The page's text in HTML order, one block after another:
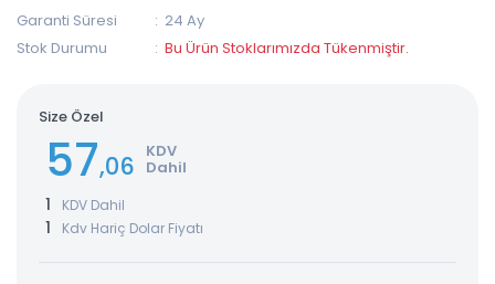
Garanti Süresi
24 Ay
Stok Durumu
Bu Ürün Stoklarımızda Tükenmiştir.
Size Özel
57,06 KDV
Dahil
1 KDV Dahil
1 Kdv Hariç Dolar Fiyatı